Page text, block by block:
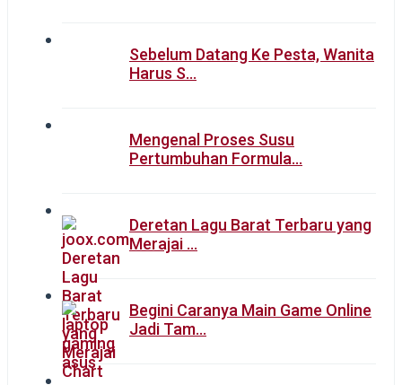
Sebelum Datang Ke Pesta, Wanita
Harus S…
Mengenal Proses Susu
Pertumbuhan Formula…
Deretan Lagu Barat Terbaru yang
Merajai …
Begini Caranya Main Game Online
Jadi Tam…